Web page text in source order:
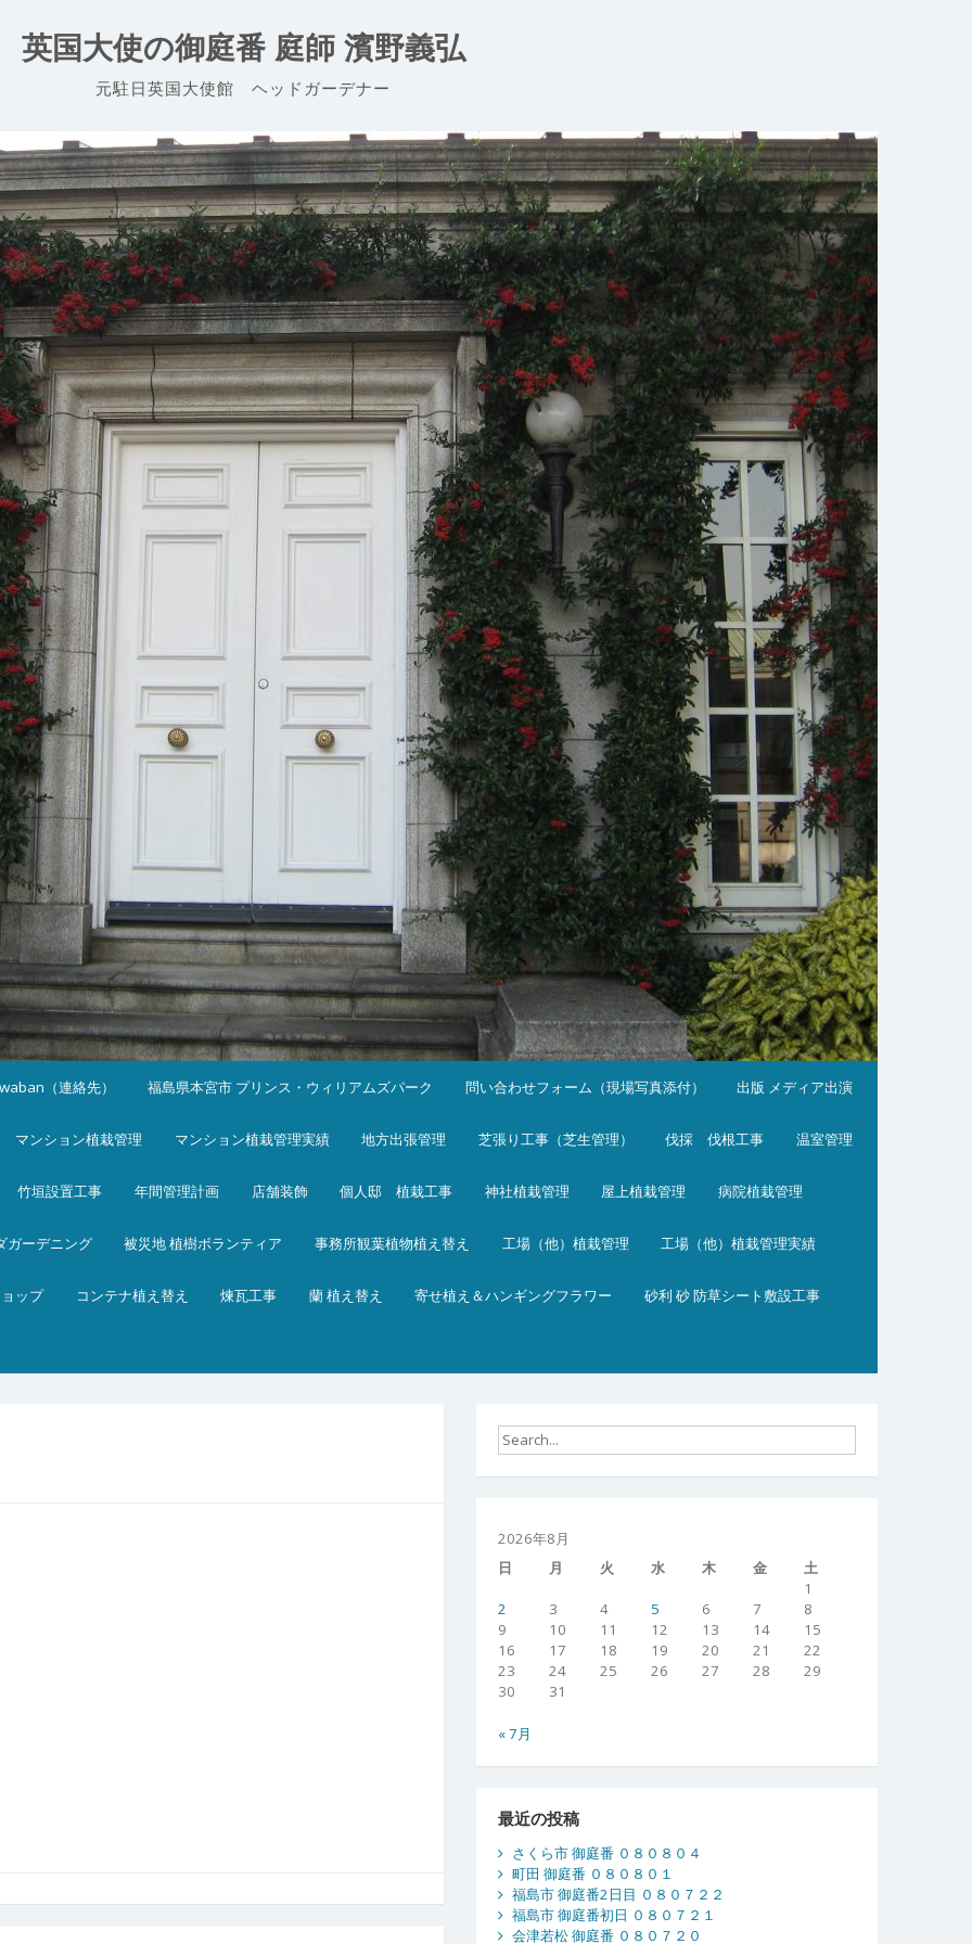
英国大使の御庭番 庭師 濱野義弘
元駐日英国大使館 ヘッドガーデナー
（連絡先） 福島県本宮市 プリンス・ウィリアムズパーク 問い合わせフォーム（現場写真添付） 出版 メディア出演
マンション植栽管理 マンション植栽管理実績 地方出張管理 芝張り工事（芝生管理） 伐採 伐根工事 温室管理
竹垣設置工事 年間管理計画 店舗装飾 個人邸 植栽工事 神社植栽管理 屋上植栽管理 病院植栽管理
ガーデニング 被災地 植樹ボランティア 事務所観葉植物植え替え 工場（他）植栽管理 工場（他）植栽管理実績
ップ コンテナ植え替え 煉瓦工事 蘭 植え替え 寄せ植え＆ハンギングフラワー 砂利 砂 防草シート敷設工事
2026年8月
日
月 火 水 木 金
土
1
2
3 4 5 6 7
8
9
10 11 12 13 14
15
16
17 18 19 20 21
22
23
24 25 26 27 28
29
30
31
« 7月
最近の投稿
さくら市 御庭番 ０８０８０４
町田 御庭番 ０８０８０１
福島市 御庭番2日目 ０８０７２２
福島市 御庭番初日 ０８０７２１
会津若松 御庭番 ０８０７２０